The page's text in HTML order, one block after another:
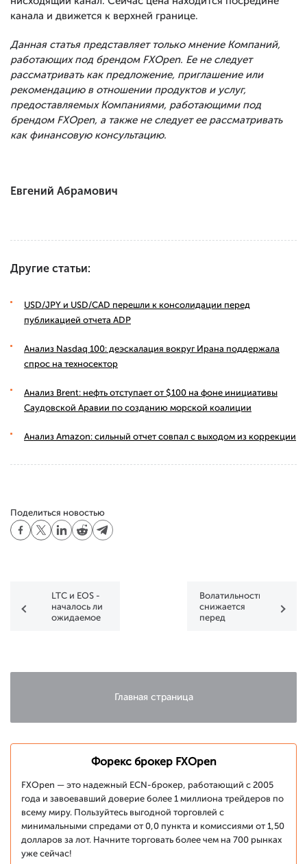
канала и движется к верхней границе.
Данная статья представляет только мнение Компаний,
работающих под брендом FXOpen. Ее не следует
рассматривать как предложение, приглашение или
рекомендацию в отношении продуктов и услуг,
предоставляемых Компаниями, работающими под
брендом FXOpen, а также не следует ее рассматривать
как финансовую консультацию.
Евгений Абрамович
Другие статьи:
USD/JPY и USD/CAD перешли к консолидации перед
публикацией отчета ADP
Анализ Nasdaq 100: деэскалация вокруг Ирана поддержала
спрос на техносектор
Анализ Brent: нефть отступает от $100 на фоне инициативы
Саудовской Аравии по созданию морской коалиции
Анализ Amazon: сильный отчет совпал с выходом из коррекции
Поделиться новостью
LTC и EOS -
началось ли
ожидаемое
Волатильность
снижается
перед
Главная страница
Форекс брокер FXOpen
FXOpen — это надежный ECN-брокер, работающий с 2005
года и завоевавший доверие более 1 миллиона трейдеров по
всему миру. Пользуйтесь выгодной торговлей с
минимальными спредами от 0,0 пункта и комиссиями от 1,50
долларов за лот. Начните торговать более чем на 700 рынках
уже сейчас!